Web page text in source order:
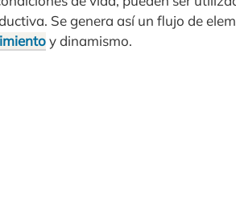
Se genera así un flujo de
y dinamismo.